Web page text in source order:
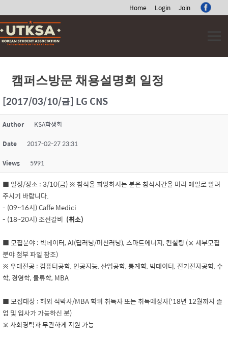
Home Login Join
Skip
to
content
캠퍼스방문 채용설명회 일정
[2017/03/10/금] LG CNS
Author KSA학생회
Date 2017-02-27 23:31
Views 5991
■ 일정/장소 : 3/10(금) ※ 참석을 희망하시는 분은 참석시간을 미리 메일로 알려
주시기 바랍니다.
- (09~16시) Caffe Medici
- (18~20시) 조선갈비 (취소)
■ 모집분야 : 빅데이터, AI(딥러닝/머신러닝), 스마트에너지, 컨설팅 (※ 세부모집
분야 첨부 파일 참조)
※ 우대전공 : 컴퓨터공학, 인공지능, 산업공학, 통계학, 빅데이터, 전기전자공학, 수
학, 경영학, 물류학, MBA
■ 모집대상 : 해외 석박사/MBA 학위 취득자 또는 취득예정자('18년 12월까지 졸
업 및 입사가 가능하신 분)
※ 사회경력과 무관하게 지원 가능